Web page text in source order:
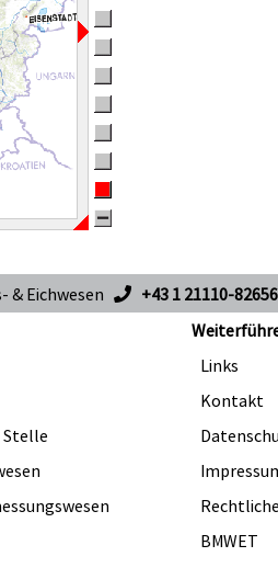
& Eichwesen
+43 1 21110-
Links
Kontakt
Stelle
BMWET